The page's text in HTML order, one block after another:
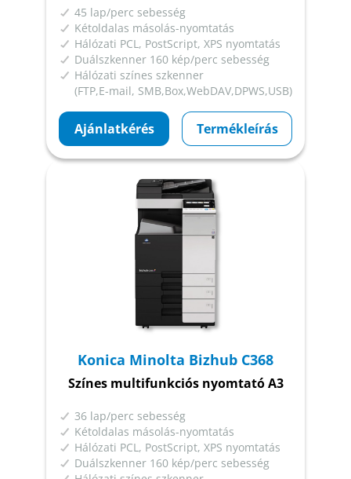
45 lap/perc sebesség
Kétoldalas másolás-nyomtatás
Hálózati PCL, PostScript, XPS nyomtatás
Duálszkenner 160 kép/perc sebesség
Hálózati színes szkenner
(FTP,E-mail, SMB,Box,WebDAV,DPWS,USB)
Ajánlatkérés Termékleírás
Konica Minolta Bizhub C368
Színes multifunkciós nyomtató A3
36 lap/perc sebesség
Kétoldalas másolás-nyomtatás
Hálózati PCL, PostScript, XPS nyomtatás
Duálszkenner 160 kép/perc sebesség